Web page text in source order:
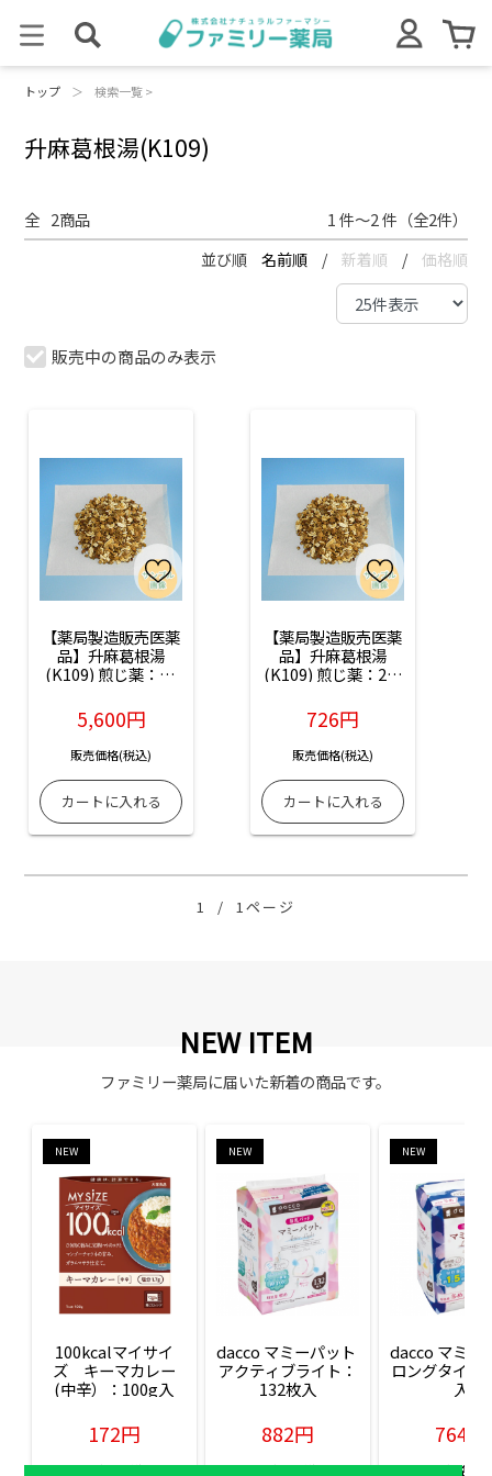
トップ ＞ 検索一覧 >
升麻葛根湯(K109)
全 2商品 1 件～2 件（全2件）
並び順 名前順 / 新着順 / 価格順
販売中の商品のみ表示
【薬局製造販売医薬
品】升麻葛根湯
(K109) 煎じ薬：14
5,600円
販売価格(税込)
【薬局製造販売医薬
品】升麻葛根湯
(K109) 煎じ薬：2日
726円
販売価格(税込)
1 / 1ページ
NEW ITEM
ファミリー薬局に届いた新着の商品です。
NEW
100kcalマイサイ
ズ　キーマカレー
(中辛）：100g入
172円
販売価格(税込)
NEW
dacco マミーパット
アクティブライト：
132枚入
882円
販売価格(税込)
NEW
dacco マミー
ロングタイム
入
764円
販売価格(税